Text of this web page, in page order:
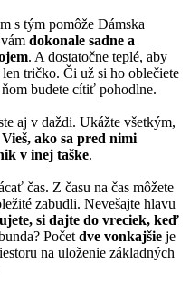
s tým pomôže Dámska
dokonale sadne a
. A dostatočne teplé, aby
tričko. Či už si ho oblečiete
budete cítiť pohodlne.
aj v daždi. Ukážte všetkým,
Vieš, ako sa pred nimi
v inej taške.
čas. Z času na čas môžete
zabudli. Nevešajte hlavu
si dajte do vreciek, keď
Počet dve vonkajšie je
na uloženie základných